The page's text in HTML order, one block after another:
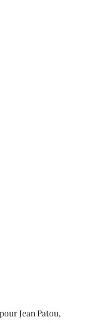
Jean Patou,